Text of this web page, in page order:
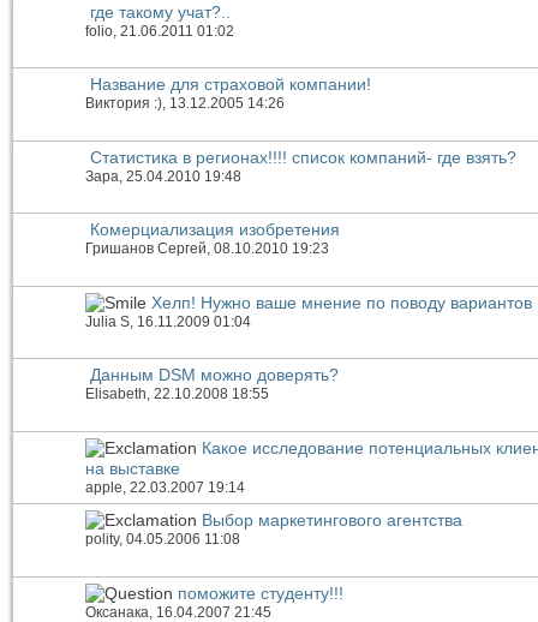
где такому учат?..
folio, 21.06.2011 01:02
Название для страховой компании!
Виктория :), 13.12.2005 14:26
Статистика в регионах!!!! список компаний- где взять?
Зара , 25.04.2010 19:48
Комерциализация изобретения
Гришанов Сергей, 08.10.2010 19:23
Хелп! Нужно ваше мнение по поводу вариантов
Julia S , 16.11.2009 01:04
Данным DSM можно доверять?
Elisabeth, 22.10.2008 18:55
Какое исследование потенциальных
на выставке
apple , 22.03.2007 19:14
Выбор маркетингового агентства
polity, 04.05.2006 11:08
поможите студенту!!!
Оксанака , 16.04.2007 21:45